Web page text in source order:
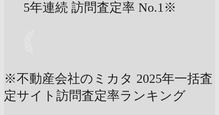
5年連続 訪問査定率 No.1※
※不動産会社のミカタ 2025年一括査
定サイト訪問査定率ランキング